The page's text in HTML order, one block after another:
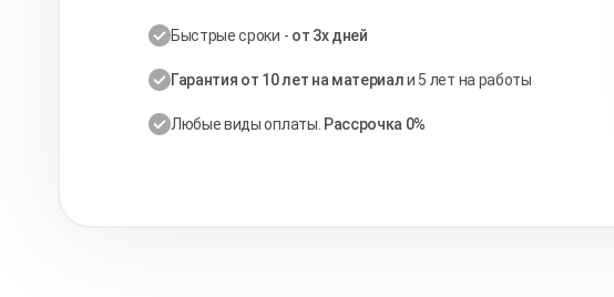
Быстрые сроки - от 3х дней
Гарантия от 10 лет на материали 5 лет на работы
Любые виды оплаты. Рассрочка 0%